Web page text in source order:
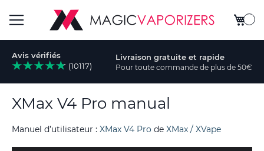
Basculer
la
navigation
Mon
Avis vérifiés
(10117)
Livraison gratuite et rapide
Pour toute commande de plus de 50€
XMax V4 Pro manual
Manuel d’utilisateur : XMax V4 Pro de XMax / XVape